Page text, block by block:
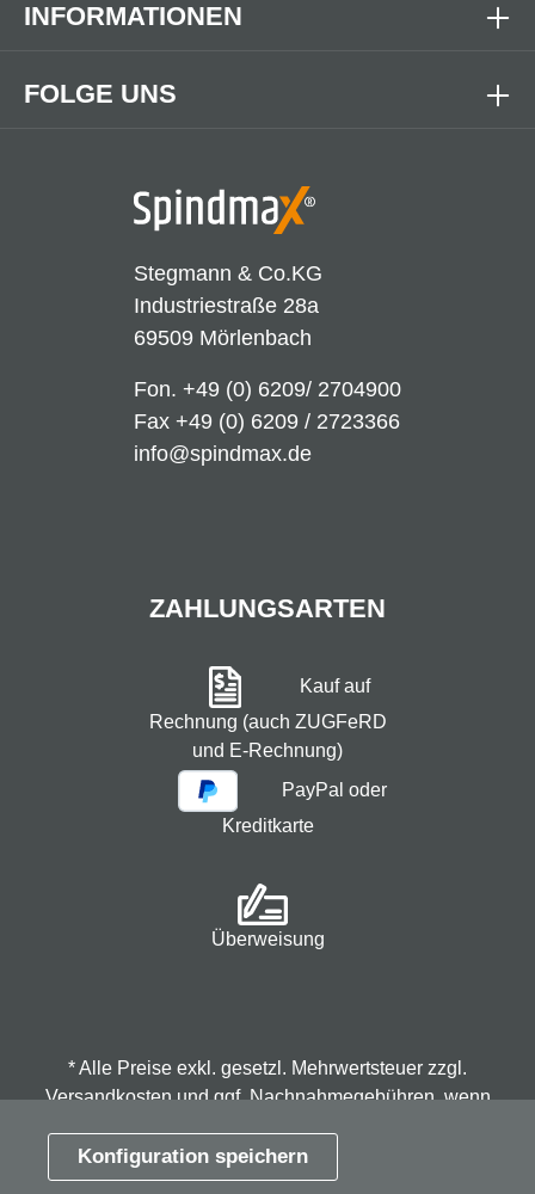
Konfiguration speichern
Stegmann & Co.KG
Industriestraße 28a
69509 Mörlenbach
Fon. +49 (0) 6209/ 2704900
Fax +49 (0) 6209 / 2723366
info@spindmax.de
FOLGE UNS
INFORMATIONEN
ZAHLUNGSARTEN
Kauf auf
Rechnung (auch ZUGFeRD
und E-Rechnung)
PayPal oder
Kreditkarte
Überweisung
* Alle Preise exkl. gesetzl. Mehrwertsteuer zzgl.
Versandkostenund ggf. Nachnahmegebühren, wenn